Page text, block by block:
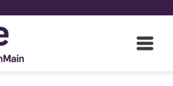
Open
Main